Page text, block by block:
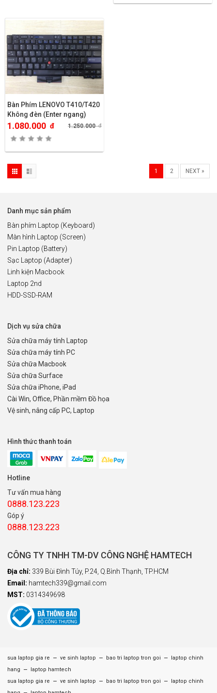
Bàn Phím LENOVO T410/T420
Không đèn (Enter ngang)
1.080.000 đ 1.250.000đ
1 2 NEXT »
Danh mục sản phẩm
Bàn phím Laptop (Keyboard)
Màn hình Laptop (Screen)
Pin Laptop (Battery)
Sạc Laptop (Adapter)
Linh kiện Macbook
Laptop 2nd
HDD-SSD-RAM
Dịch vụ sửa chữa
Sửa chữa máy tính Laptop
Sửa chữa máy tính PC
Sửa chữa Macbook
Sửa chữa Surface
Sửa chữa iPhone, iPad
Cài Win, Office, Phần mềm Đồ họa
Vệ sinh, nâng cấp PC, Laptop
Hình thức thanh toán
Hotline
Tư vấn mua hàng
0888.123.223
Góp ý
0888.123.223
CÔNG TY TNHH TM-DV CÔNG NGHỆ HAMTECH
Địa chỉ: 339 Bùi Đình Túy, P.24, Q.Bình Thạnh, TP.HCM
Email: hamtech339@gmail.com
MST: 0314349698
sua laptop gia re – ve sinh laptop – bao tri laptop tron goi –
laptop chinh
hang
–
laptop hamtech
sua laptop gia re
– ve sinh laptop – bao tri laptop tron goi –
laptop chinh